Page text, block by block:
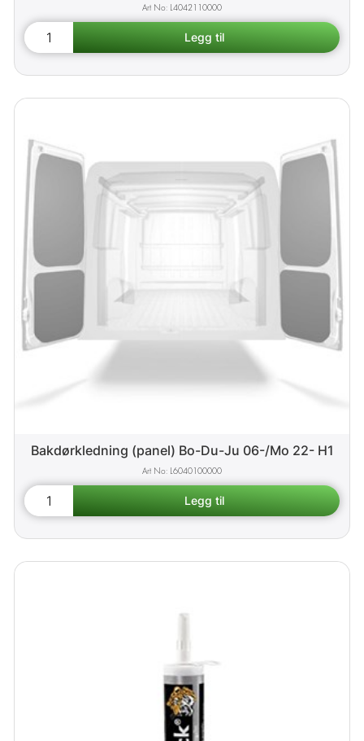
L4042110000
Bakdørkledning (panel) Bo-Du-Ju 06-/Mo 22- H1
L6040100000